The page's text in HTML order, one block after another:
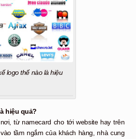
logo thế nào là hiệu
hiệu quả?
từ namecard cho tới website hay trên
tầm ngắm của khách hàng, nhà cung